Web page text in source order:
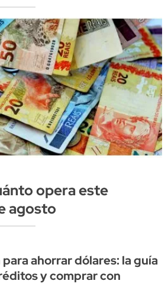
opera este
agosto
ahorrar dólares: la guía
y comprar con